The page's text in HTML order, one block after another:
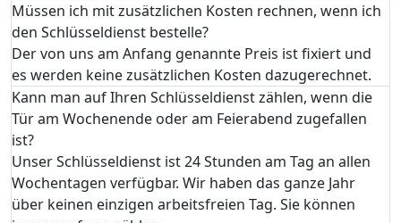
Müssen ich mit zusätzlichen Kosten rechnen, wenn ich
den Schlüsseldienst bestelle?
Der von uns am Anfang genannte Preis ist fixiert und
es werden keine zusätzlichen Kosten dazugerechnet.
Kann man auf Ihren Schlüsseldienst zählen, wenn die
Tür am Wochenende oder am Feierabend zugefallen
ist?
Unser Schlüsseldienst ist 24 Stunden am Tag an allen
Wochentagen verfügbar. Wir haben das ganze Jahr
über keinen einzigen arbeitsfreien Tag. Sie können